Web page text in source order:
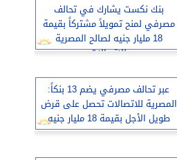
بنك نكست يشارك في تحالف
مصرفي لمنح تمويلاً مشتركاً بقيمة
18 مليار جنيه لصالح المصرية
للاتصالات
عبر تحالف مصرفي يضم 13 بنكاً:
المصرية للاتصالات تحصل على قرض
طويل الأجل بقيمة 18 مليار جنيه